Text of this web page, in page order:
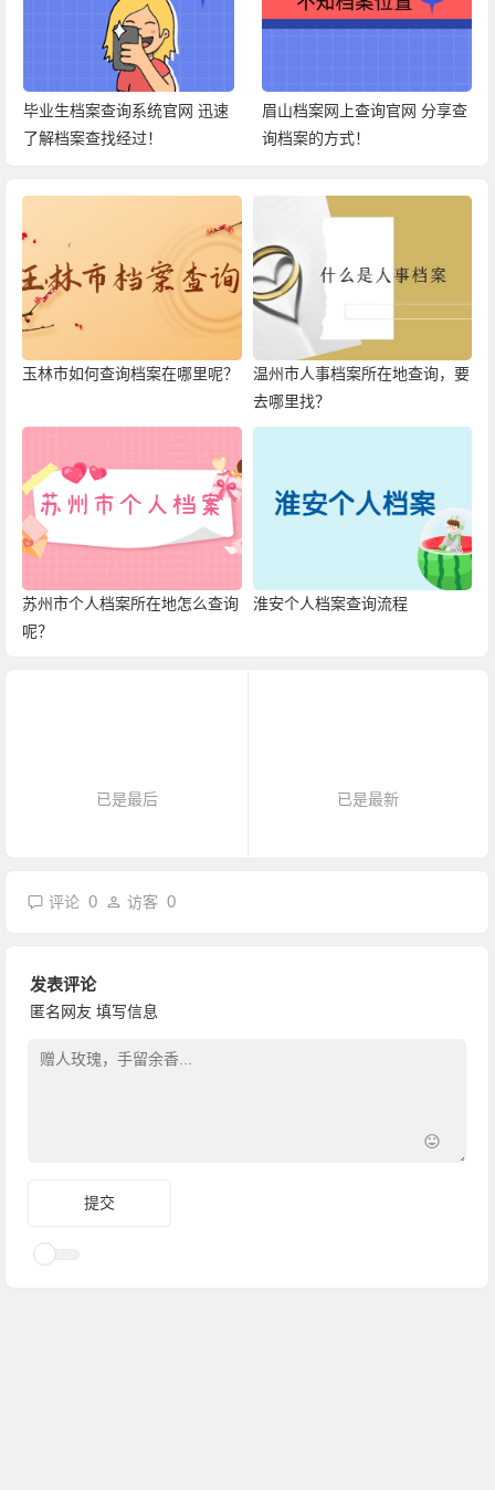
毕业生档案查询系统官网 迅速
了解档案查找经过！
眉山档案网上查询官网 分享查
询档案的方式！
玉林市如何查询档案在哪里呢？
温州市人事档案所在地查询，要
去哪里找？
苏州市个人档案所在地怎么查询
呢？
淮安个人档案查询流程
已是最后 已是最新
评论0 访客0
发表评论
匿名网友 填写信息